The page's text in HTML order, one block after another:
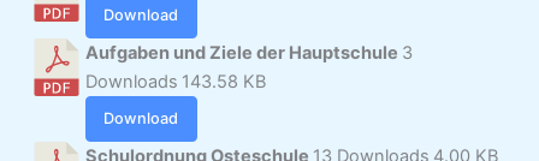
Download
Aufgaben und Ziele der Hauptschule 3
Downloads 143.58 KB
Download
Schulordnung Osteschule 13 Downloads 4.00 KB